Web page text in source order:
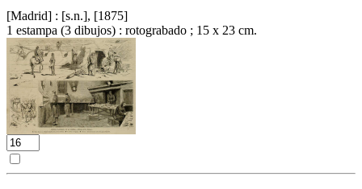
[Madrid] : [s.n.], [1875]
1 estampa (3 dibujos) : rotograbado ; 15 x 23 cm.